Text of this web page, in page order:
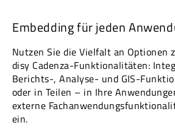
Embedding für jeden
Nutzen Sie die Vielfalt an Optionen
disy Cadenza-Funktionalitäten:
Berichts-, Analyse- und GIS-
oder in Teilen – in Ihre
externe
ein.